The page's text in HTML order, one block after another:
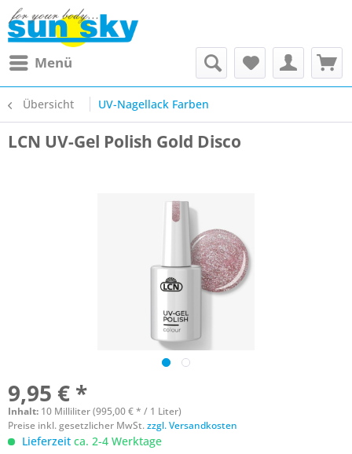
Menü
Übersicht UV-Nagellack Farben
LCN UV-Gel Polish Gold Disco
9,95 € *
Inhalt: 10 Milliliter (995,00 € * / 1 Liter)
Preise inkl. gesetzlicher MwSt.zzgl. Versandkosten
Lieferzeit ca. 2-4 Werktage